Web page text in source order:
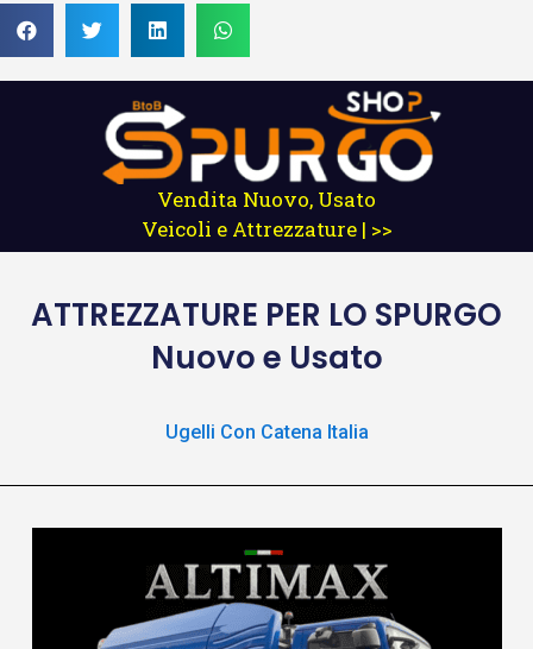
Vendita Nuovo, Usato
Veicoli e Attrezzature | >>
ATTREZZATURE PER LO SPURGO
Nuovo e Usato
Ugelli Con Catena Italia